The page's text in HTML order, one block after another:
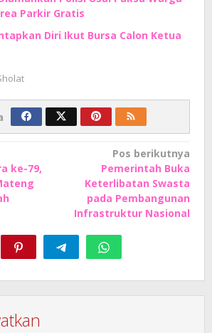
Parkir Gratis
Diri Ikut Bursa Calon Ketua
ke-79,
Pos berikutnya
Pemerintah Buka
Keterlibatan Swasta
pada Pembangunan
Infrastruktur Nasional